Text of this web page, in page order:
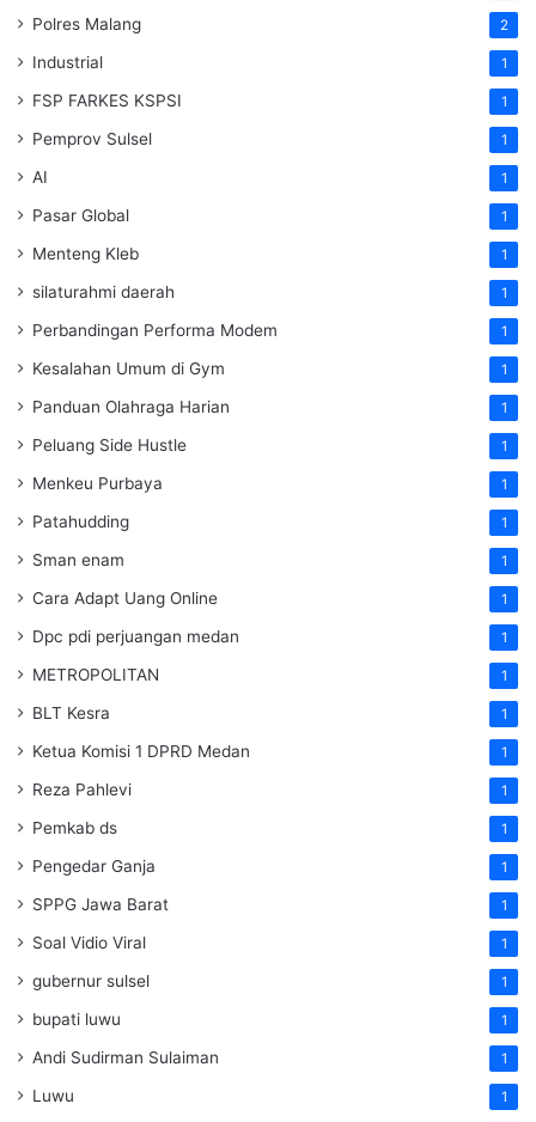
Polres Malang 2
Industrial 1
FSP FARKES KSPSI 1
Pemprov Sulsel 1
AI 1
Pasar Global 1
Menteng Kleb 1
silaturahmi daerah 1
Perbandingan Performa Modem 1
Kesalahan Umum di Gym 1
Panduan Olahraga Harian 1
Peluang Side Hustle 1
Menkeu Purbaya 1
Patahudding 1
Sman enam 1
Cara Adapt Uang Online 1
Dpc pdi perjuangan medan 1
METROPOLITAN 1
BLT Kesra 1
Ketua Komisi 1 DPRD Medan 1
Reza Pahlevi 1
Pemkab ds 1
Pengedar Ganja 1
SPPG Jawa Barat 1
Soal Vidio Viral 1
gubernur sulsel 1
bupati luwu 1
Andi Sudirman Sulaiman 1
Luwu 1